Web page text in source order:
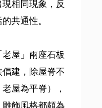
相同現象，反
共通性。
屋」兩座石板
建，除屋脊不
屋為平脊），
飾風格都頗為